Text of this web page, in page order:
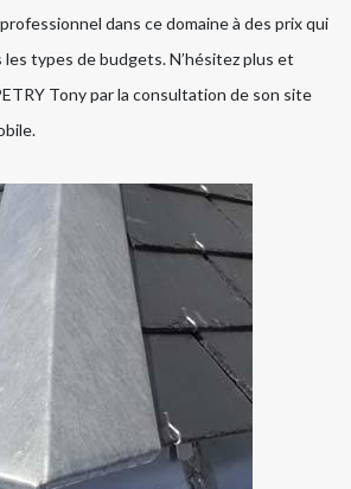
dans ce domaine à des prix qui
types de budgets. N’hésitez plus et
Tony par la consultation de son site